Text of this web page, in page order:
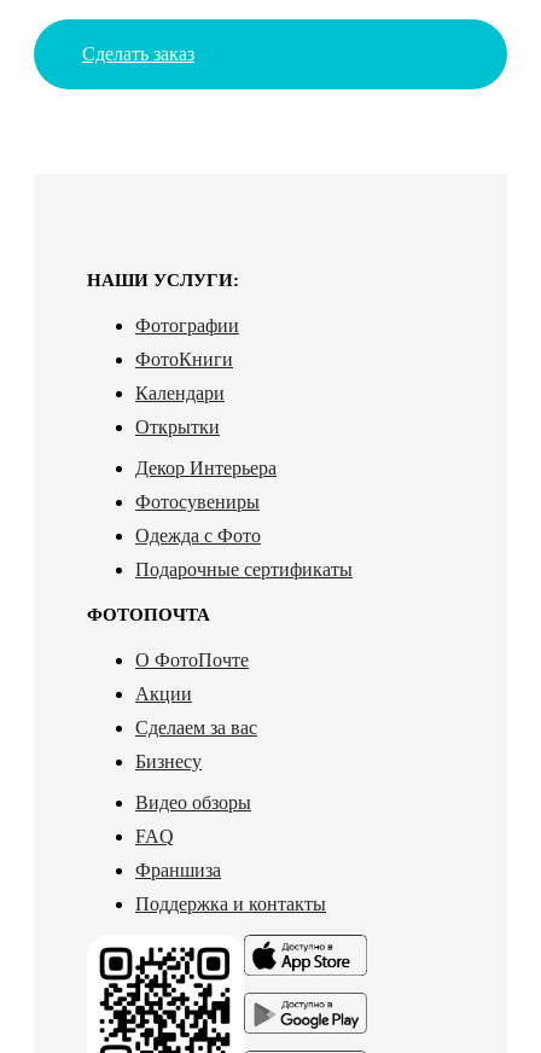
Сделать заказ
НАШИ УСЛУГИ:
Фотографии
ФотоКниги
Календари
Открытки
Декор Интерьера
Фотосувениры
Одежда с Фото
Подарочные сертификаты
ФОТОПОЧТА
О ФотоПочте
Акции
Сделаем за вас
Бизнесу
Видео обзоры
FAQ
Франшиза
Поддержка и контакты